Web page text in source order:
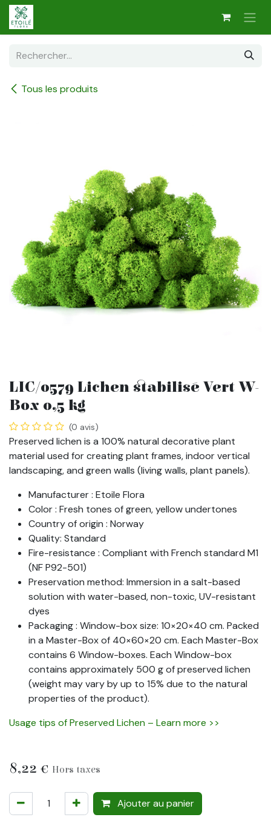
Se rendre au contenu
Tous les produits
LIC/0579 Lichen stabilisé Vert W-
Box 0,5 kg
(0 avis)
Preserved lichen is a 100% natural decorative plant
material used for creating plant frames, indoor vertical
landscaping, and green walls (living walls, plant panels).
Manufacturer : Etoile Flora
Color : Fresh tones of green, yellow undertones
Country of origin : Norway
Quality: Standard
Fire-resistance : Compliant with French standard M1
(NF P92-501)
Preservation method: Immersion in a salt-based
solution with water-based, non-toxic, UV-resistant
dyes
Packaging : Window-box size: 10×20×40 cm. Packed
in a Master-Box of 40×60×20 cm. Each Master-Box
contains 6 Window-boxes. Each Window-box
contains approximately 500 g of preserved lichen
(weight may vary by up to 15% due to the natural
properties of the product).
Usage tips of Preserved Lichen – Learn more >>
8,22 € Hors taxes
Ajouter au panier